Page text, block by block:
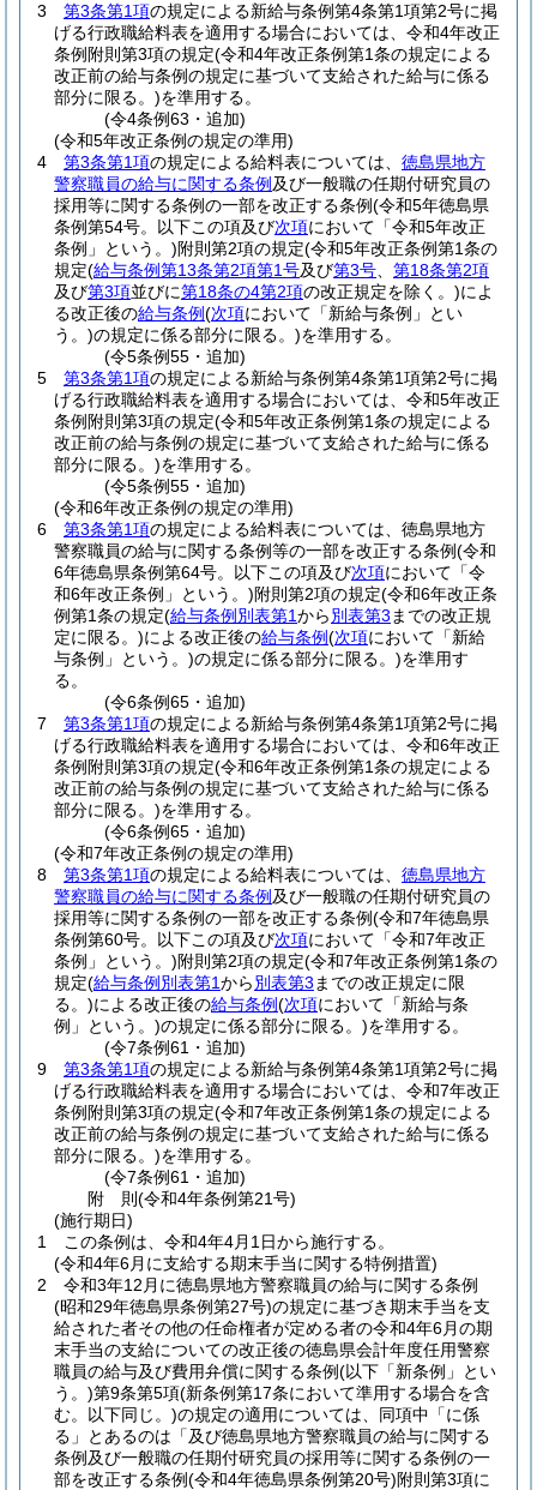
3
第3条第1項の規定による新給与条例第4条第1項第2号に掲
げる行政職給料表を適用する場合においては、令和4年改正
条例附則第3項の規定(令和4年改正条例第1条の規定による
改正前の給与条例の規定に基づいて支給された給与に係る
部分に限る。)を準用する。
(令4条例63・追加)
(令和5年改正条例の規定の準用)
4
第3条第1項の規定による給料表については、 徳島県地方
警察職員の給与に関する条例 及び一般職の任期付研究員の
採用等に関する条例の一部を改正する条例(令和5年徳島県
条例第54号。以下この項及び次項において「令和5年改正
条例」という。)附則第2項の規定(令和5年改正条例第1条の
規定(給与条例第13条第2項第1号及び第3号
第18条第2項
及び第3項並びに第18条の4第2項の改正規定を除く。)によ
る改正後の給与条例(次項において「新給与条例」とい
う。)の規定に係る部分に限る。)を準用する。
(令5条例55・追加)
5
第3条第1項の規定による新給与条例第4条第1項第2号に掲
げる行政職給料表を適用する場合においては、令和5年改正
条例附則第3項の規定(令和5年改正条例第1条の規定による
改正前の給与条例の規定に基づいて支給された給与に係る
部分に限る。)を準用する。
(令5条例55・追加)
(令和6年改正条例の規定の準用)
6
第3条第1項の規定による給料表については、徳島県地方
警察職員の給与に関する条例等の一部を改正する条例(令和
6年徳島県条例第64号。以下この項及び次項において「令
和6年改正条例」という。)附則第2項の規定(令和6年改正条
例第1条の規定(給与条例別表第1から別表第3 までの改正規
定に限る。)による改正後の給与条例(次項において「新給
与条例」という。)の規定に係る部分に限る。)を準用す
る。
(令6条例65・追加)
7
第3条第1項の規定による新給与条例第4条第1項第2号に掲
げる行政職給料表を適用する場合においては、令和6年改正
条例附則第3項の規定(令和6年改正条例第1条の規定による
改正前の給与条例の規定に基づいて支給された給与に係る
部分に限る。)を準用する。
(令6条例65・追加)
(令和7年改正条例の規定の準用)
8
第3条第1項の規定による給料表については、 徳島県地方
警察職員の給与に関する条例 及び一般職の任期付研究員の
採用等に関する条例の一部を改正する条例(令和7年徳島県
条例第60号。以下この項及び次項において「令和7年改正
条例」という。)附則第2項の規定(令和7年改正条例第1条の
規定(給与条例別表第1から別表第3 までの改正規定に限
る。)による改正後の給与条例(次項において「新給与条
例」という。)の規定に係る部分に限る。)を準用する。
(令7条例61・追加)
9
第3条第1項の規定による新給与条例第4条第1項第2号に掲
げる行政職給料表を適用する場合においては、令和7年改正
条例附則第3項の規定(令和7年改正条例第1条の規定による
改正前の給与条例の規定に基づいて支給された給与に係る
部分に限る。)を準用する。
(令7条例61・追加)
附 則(令和4年条例第21号)
(施行期日)
1
この条例は、令和4年4月1日から施行する。
(令和4年6月に支給する期末手当に関する特例措置)
2
令和3年12月に徳島県地方警察職員の給与に関する条例
(昭和29年徳島県条例第27号)の規定に基づき期末手当を支
給された者その他の任命権者が定める者の令和4年6月の期
末手当の支給についての改正後の徳島県会計年度任用警察
職員の給与及び費用弁償に関する条例(以下「新条例」とい
う。)第9条第5項(新条例第17条において準用する場合を含
む。以下同じ。)の規定の適用については、同項中「に係
る」とあるのは「及び徳島県地方警察職員の給与に関する
条例及び一般職の任期付研究員の採用等に関する条例の一
部を改正する条例(令和4年徳島県条例第20号)附則第3項に